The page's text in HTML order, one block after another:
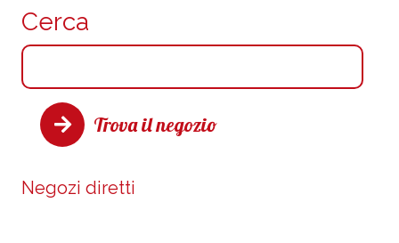
Cerca
Trova il negozio
Negozi diretti